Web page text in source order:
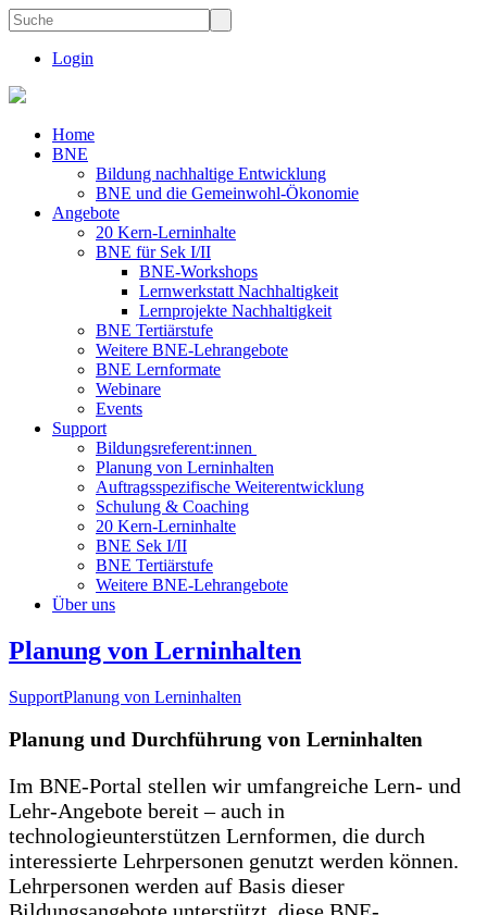
Login
Home
BNE
Bildung nachhaltige Entwicklung
BNE und die Gemeinwohl-Ökonomie
Angebote
20 Kern-Lerninhalte
BNE für Sek I/II
BNE-Workshops
Lernwerkstatt Nachhaltigkeit
Lernprojekte Nachhaltigkeit
BNE Tertiärstufe
Weitere BNE-Lehrangebote
BNE Lernformate
Webinare
Events
Support
Bildungsreferent:innen
Planung von Lerninhalten
Auftragsspezifische Weiterentwicklung
Schulung & Coaching
20 Kern-Lerninhalte
BNE Sek I/II
BNE Tertiärstufe
Weitere BNE-Lehrangebote
Über uns
Planung von Lerninhalten
SupportPlanung von Lerninhalten
Planung und Durchführung von Lerninhalten
Im BNE-Portal stellen wir umfangreiche Lern- und
Lehr-Angebote bereit – auch in
technologieunterstützen Lernformen, die durch
interessierte Lehrpersonen genutzt werden können.
Lehrpersonen werden auf Basis dieser
Bildungsangebote unterstützt, diese BNE-